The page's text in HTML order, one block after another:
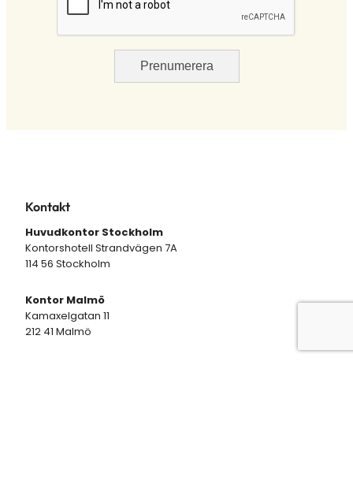
Prenumerera
Kontakt
Huvudkontor Stockholm
Kontorshotell Strandvägen 7A
114 56 Stockholm
Kontor Malmö
Kamaxelgatan 11
212 41 Malmö